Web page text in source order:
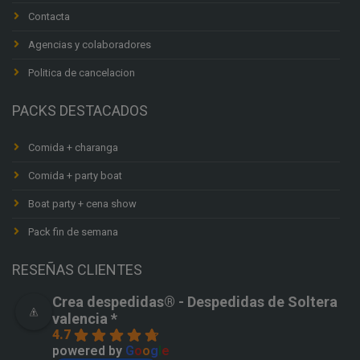
Contacta
Agencias y colaboradores
Politica de cancelacion
PACKS DESTACADOS
Comida + charanga
Comida + party boat
Boat party + cena show
Pack fin de semana
RESEÑAS CLIENTES
Crea despedidas®️ - Despedidas de Soltera
valencia *
4.7
powered by Google